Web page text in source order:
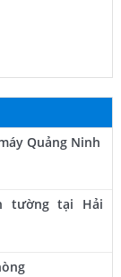
Quảng Ninh
tường tại Hải